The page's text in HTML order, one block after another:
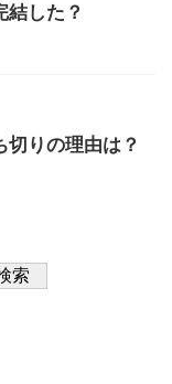
結した？
切りの理由は？
索